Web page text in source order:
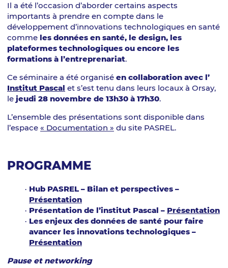
Il a été l’occasion d’aborder certains aspects
importants à prendre en compte dans le
développement d’innovations technologiques en santé
comme les données en santé, le design, les
plateformes technologiques ou encore les
formations à l’entreprenariat.
Ce séminaire a été organisé en collaboration avec l’
Institut Pascal et s’est tenu dans leurs locaux à Orsay,
le jeudi 28 novembre de 13h30 à 17h30.
L’ensemble des présentations sont disponible dans
l’espace « Documentation » du site PASREL.
PROGRAMME
Hub PASREL – Bilan et perspectives –
Présentation
Présentation de l’institut Pascal – Présentation
Les enjeux des données de santé pour faire
avancer les innovations technologiques –
Présentation
Pause et networking